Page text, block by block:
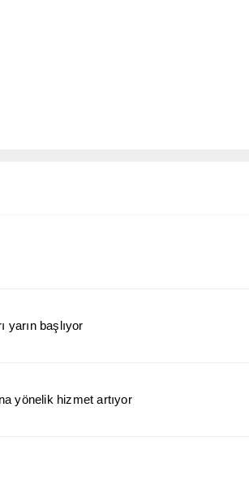
yarın başlıyor
yönelik hizmet artıyor